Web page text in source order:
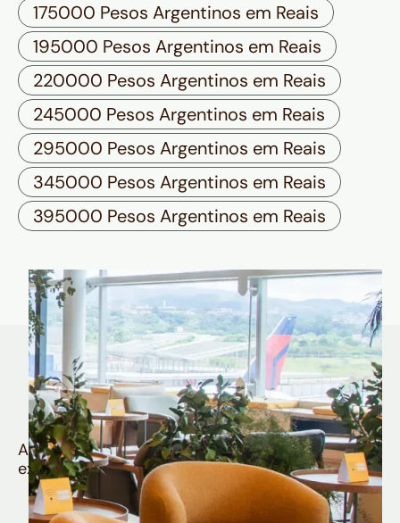
175000 Pesos Argentinos em Reais
195000 Pesos Argentinos em Reais
220000 Pesos Argentinos em Reais
245000 Pesos Argentinos em Reais
295000 Pesos Argentinos em Reais
345000 Pesos Argentinos em Reais
395000 Pesos Argentinos em Reais
Quem é Nomad tem
muito mais
Aproveite todos os benefícios e vantagens
exclusivas da sua Conta Internacional